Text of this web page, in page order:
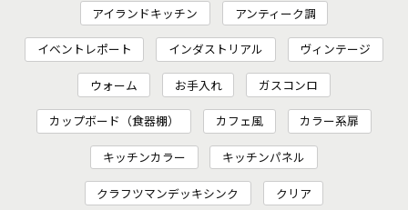
アイランドキッチン アンティーク調
イベントレポート インダストリアル ヴィンテージ
ウォーム お手入れ ガスコンロ
カップボード（食器棚） カフェ風 カラー系扉
キッチンカラー キッチンパネル
クラフツマンデッキシンク クリア